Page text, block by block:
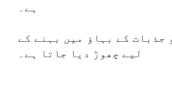
ہے۔
جذبات کے بہاؤ میں بہنے کے
لیے چھوڑ دیا جاتا ہے۔